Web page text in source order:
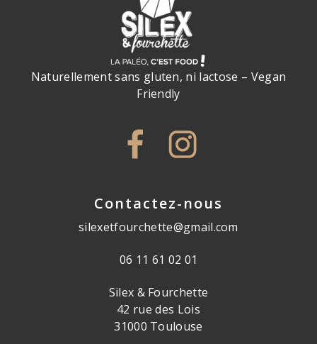
Naturellement sans gluten, ni lactose – Vegan
Friendly
Contactez-nous
silexetfourchette@gmail.com
06 11 61 02 01
Silex & Fourchette
42 rue des Lois
31000 Toulouse